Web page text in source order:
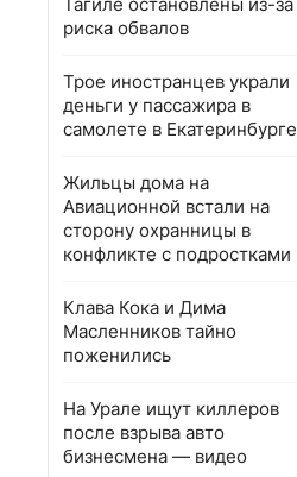
риска обвалов
Трое иностранцев украли
деньги у пассажира в
самолете в Екатеринбурге
Жильцы дома на
Авиационной встали на
сторону охранницы в
конфликте с подростками
Клава Кока и Дима
Масленников тайно
поженились
На Урале ищут киллеров
после взрыва авто
бизнесмена — видео